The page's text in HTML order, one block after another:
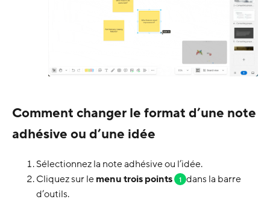
Comment changer le format d’une note
adhésive ou d’une idée
Sélectionnez la note adhésive ou l’idée.
Cliquez sur lemenu trois points 1 dans la barre
d’outils.